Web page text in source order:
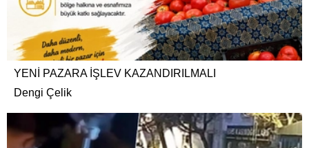
YENİ PAZARA İŞLEV KAZANDIRILMALI
Dengi Çelik